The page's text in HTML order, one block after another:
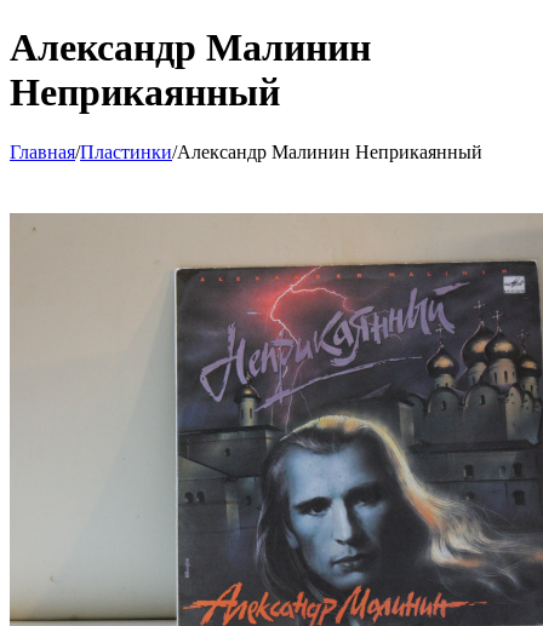
Александр Малинин
Неприкаянный
Главная/Пластинки/Александр Малинин Неприкаянный